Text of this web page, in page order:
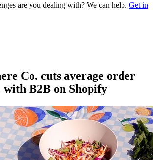
are you dealing with? We can help. Get in
Co. cuts average order
B2B on Shopify